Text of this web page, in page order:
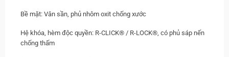
Bề mặt: Vân sần, phủ nhôm oxit chống xước
Hệ khóa, hèm độc quyền: R-CLICK® / R-LOCK®, có phủ sáp nến
chống thấm